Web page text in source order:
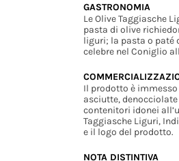
GASTRONOMIA
Le Olive Taggiasche
pasta di olive
liguri; la pasta o paté
celebre nel Coniglio
Il prodotto è
asciutte,
contenitori idonei
Taggiasche Liguri,
e il logo del prodotto.
NOTA DISTINTIVA